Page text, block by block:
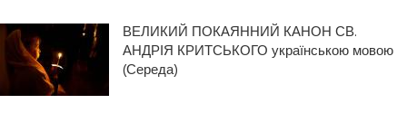
ВЕЛИКИЙ ПОКАЯННИЙ КАНОН СВ.
АНДРІЯ КРИТСЬКОГО українською мовою
(Середа)